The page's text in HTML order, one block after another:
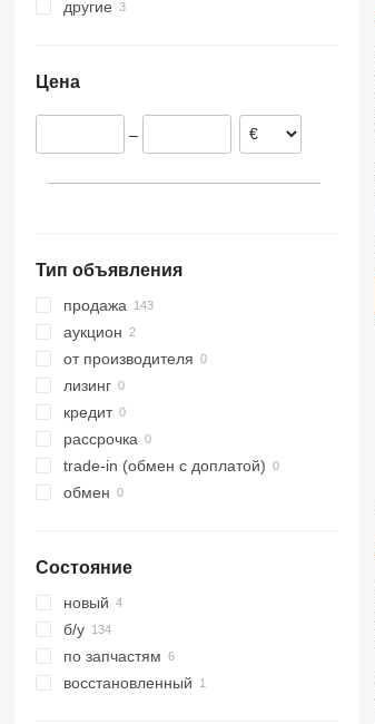
420
908
926
928
930
931
936
938
941
943
950
956
962
963
966
972
535
TM
4070
T-series
Италия
Франция
Литва
Япония
другие
Цена
–
Тип объявления
продажа
аукцион
от производителя
лизинг
кредит
рассрочка
trade-in (обмен с доплатой)
обмен
Состояние
новый
б/у
по запчастям
восстановленный